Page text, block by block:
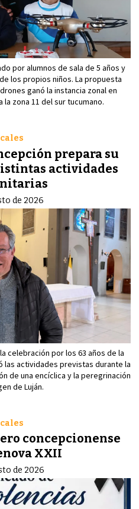
por alumnos de sala de 5 años y
los propios niños. La propuesta
ganó la instancia zonal en
zona 11 del sur tucumano.
prepara su
actividades
de 2026
celebración por los 63 años de la
las actividades previstas durante la
de una encíclica y la peregrinación
de Luján.
concepcionense
XXII
de 2026